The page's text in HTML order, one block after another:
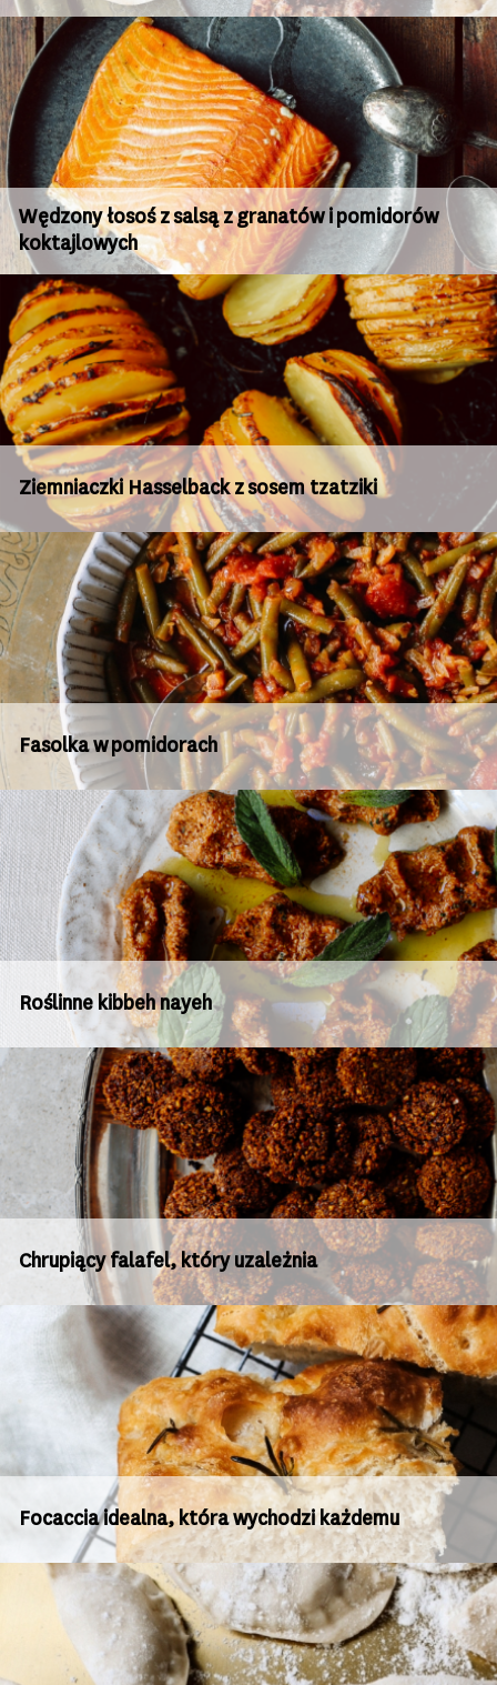
Wędzony łosoś z salsą z granatów i pomidorów
koktajlowych
Ziemniaczki Hasselback z sosem tzatziki
Fasolka w pomidorach
Roślinne kibbeh nayeh
Chrupiący falafel, który uzależnia
Focaccia idealna, która wychodzi każdemu